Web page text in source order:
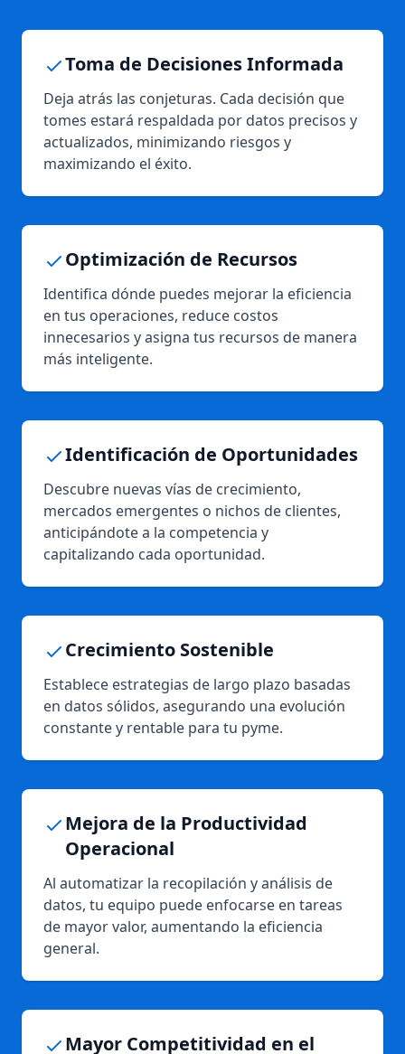
Toma de Decisiones Informada
Deja atrás las conjeturas. Cada decisión que
tomes estará respaldada por datos precisos y
actualizados, minimizando riesgos y
maximizando el éxito.
Optimización de Recursos
Identifica dónde puedes mejorar la eficiencia
en tus operaciones, reduce costos
innecesarios y asigna tus recursos de manera
más inteligente.
Identificación de Oportunidades
Descubre nuevas vías de crecimiento,
mercados emergentes o nichos de clientes,
anticipándote a la competencia y
capitalizando cada oportunidad.
Crecimiento Sostenible
Establece estrategias de largo plazo basadas
en datos sólidos, asegurando una evolución
constante y rentable para tu pyme.
Mejora de la Productividad
Operacional
Al automatizar la recopilación y análisis de
datos, tu equipo puede enfocarse en tareas
de mayor valor, aumentando la eficiencia
general.
Mayor Competitividad en el